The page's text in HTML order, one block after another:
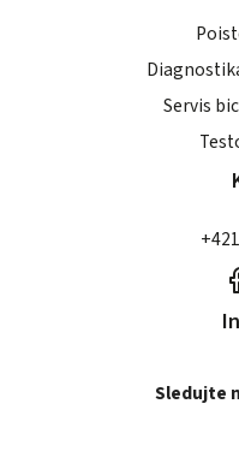
Servis
Sledujte